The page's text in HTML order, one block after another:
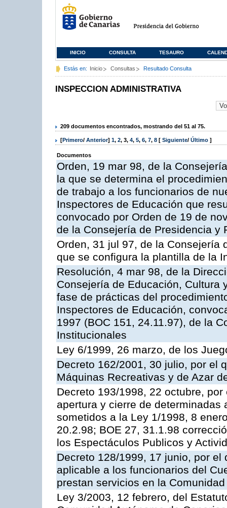
INICIO CONSULTA TESAURO
Estás en: Inicio Consultas Resultado Consulta
INSPECCION ADMINISTRATIVA
209 documentos encontrados, mostrando del 51 al 75.
[Primero/ Anterior] 1, 2, 3, 4, 5, 6, 7, 8 [ Siguiente/ Último ]
Documentos
Orden, 19 mar 98, de la
la que se determina el
de trabajo a los funcionarios de
Inspectores de Educación que
convocado por Orden de 19 de
de la Consejería de Presidencia y
Orden, 31 jul 97, de la Consejería
que se configura la plantilla de la
Resolución, 4 mar 98, de la
Consejería de Educación, Cultura
fase de prácticas del
Inspectores de Educación,
1997 (BOC 151, 24.11.97), de la
Institucionales
Ley 6/1999, 26 marzo, de los
Decreto 162/2001, 30 julio, por el
Máquinas Recreativas y de Azar
Decreto 193/1998, 22 octubre,
apertura y cierre de
sometidos a la Ley 1/1998, 8
20.2.98; BOE 27, 31.1.98
los Espectáculos Publicos y
Decreto 128/1999, 17 junio, por
aplicable a los funcionarios del
prestan servicios en la
Ley 3/2003, 12 febrero, del